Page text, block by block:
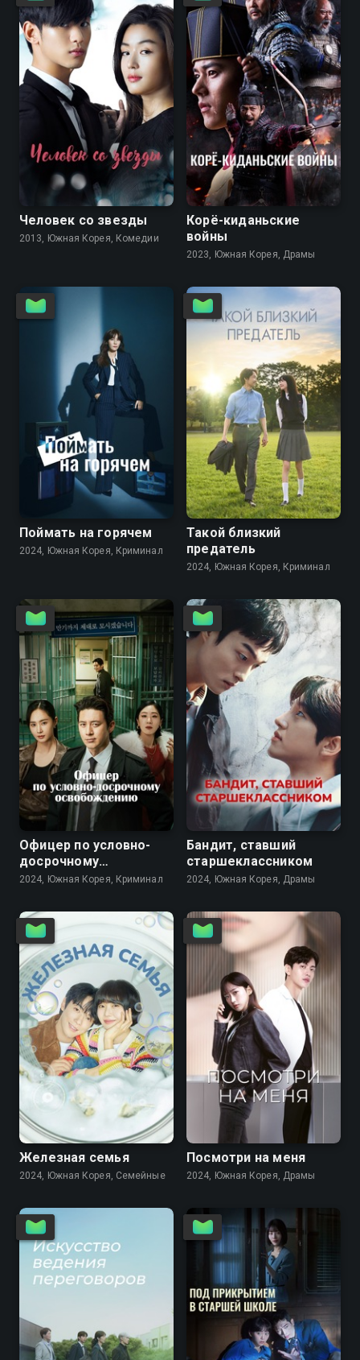
Человек со звезды
2013, Южная Корея, Комедии
7.9
Корё-киданьские
войны
2023, Южная Корея, Драмы
6.3
Поймать на горячем
2024, Южная Корея, Криминал
7.7
Такой близкий
предатель
2024, Южная Корея, Криминал
7.1
Офицер по условно-
досрочному
освобождению2024, Южная Корея, Криминал
7.8
Бандит, ставший
старшеклассником
2024, Южная Корея, Драмы
6.7
Железная семья
2024, Южная Корея, Семейные
Посмотри на меня
2024, Южная Корея, Драмы